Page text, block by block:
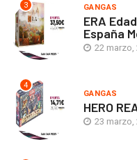
3 GANGAS
ERA
España
22 marzo,
4
GANGAS
HERO
23 marzo,